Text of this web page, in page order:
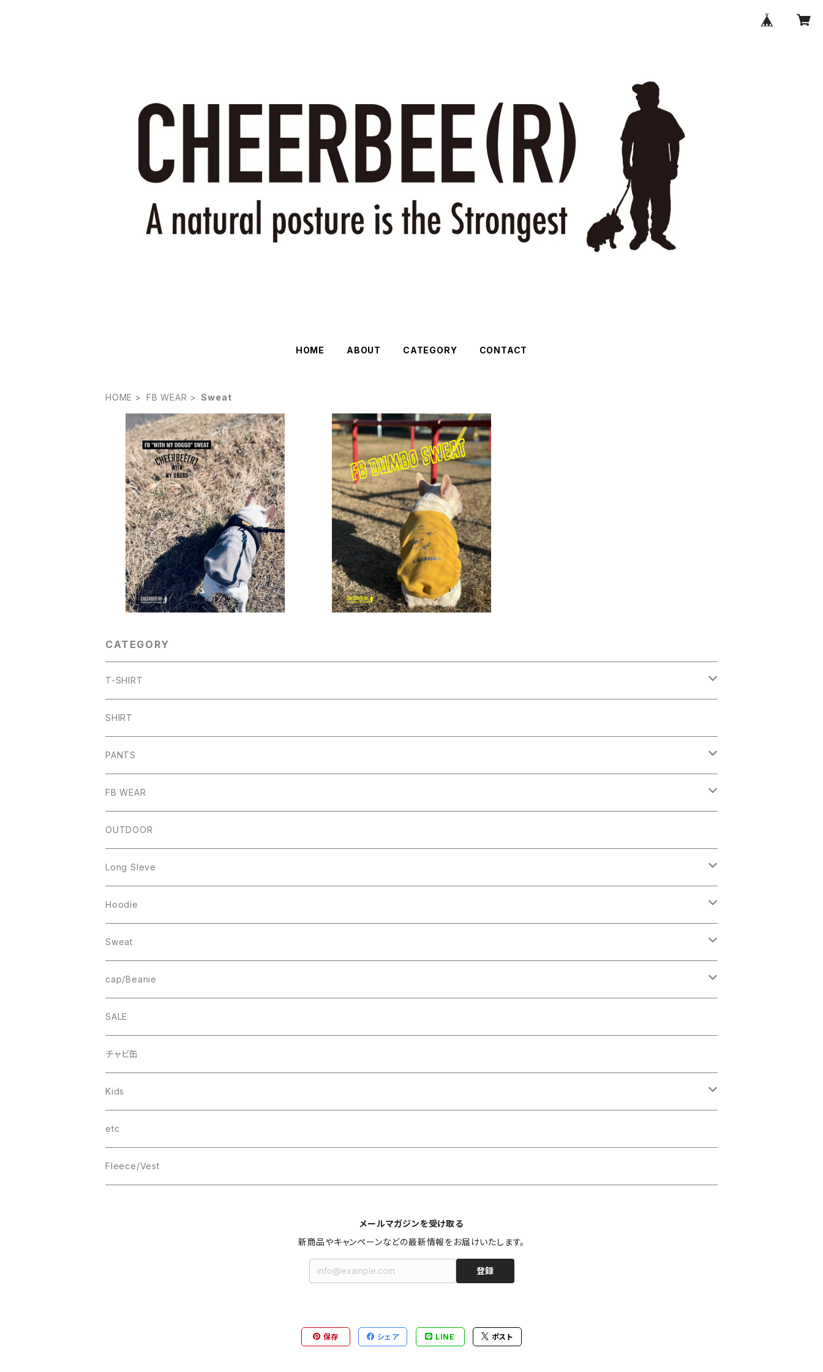
HOME ABOUT CATEGORY CONTACT
HOME FB WEAR Sweat
FB "WITH MY DOGGO" SWEAT
¥6,600
SOLD OUT
FB DUMBO SWEAT
¥6,600
SOLD OUT
CATEGORY
T-SHIRT
ARCH
CHB
HW
IZUTAMA
SHIRT
PANTS
SHORT PANTS
NY PANTS
FB WEAR
Raglan Tee
Mesh Tanktop
Sweat
Fleece
Smock
FB CAP
OUTDOOR
Long Sleve
Square Logo
1st ARCH
cheer
bee(r)
Smile
THINGS
wave
Box Logo
Hoodie
College Logo
Square Logo
Box Logo
Sweat
College Logo
Box Logo
“C”
cap/Beanie
Wappen Beanie
SALE
チャビ缶
Kids
T-SHIRT
etc
Fleece/Vest
メールマガジンを受け取る
新商品やキャンペーンなどの最新情報をお届けいたします。
登録
保存 シェア LINE ポスト